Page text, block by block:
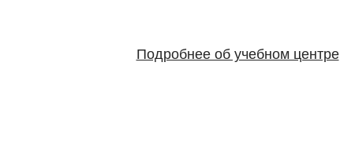
Подробнее об учебном центре